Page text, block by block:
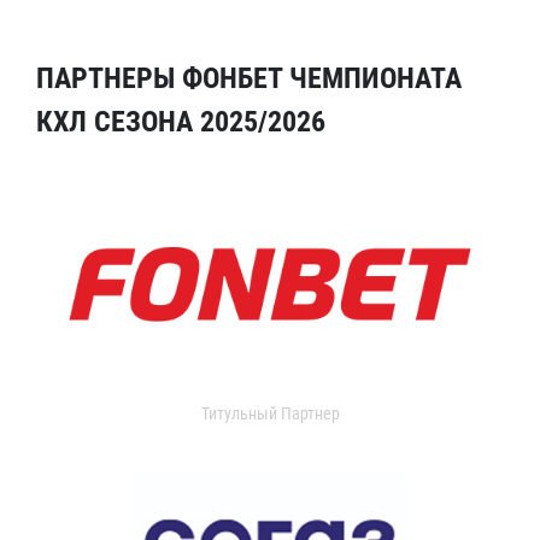
ПАРТНЕРЫ ФОНБЕТ ЧЕМПИОНАТА
КХЛ СЕЗОНА 2025/2026
Титульный Партнер